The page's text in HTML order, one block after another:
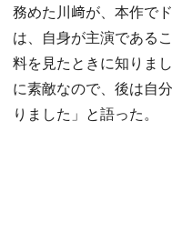
務めた川﨑が、本作で
は、自身が主演である
料を見たときに知りま
に素敵なので、後は自
りました」と語った。